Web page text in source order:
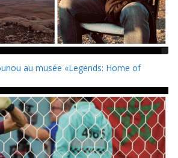
au musée «Legends: Home of